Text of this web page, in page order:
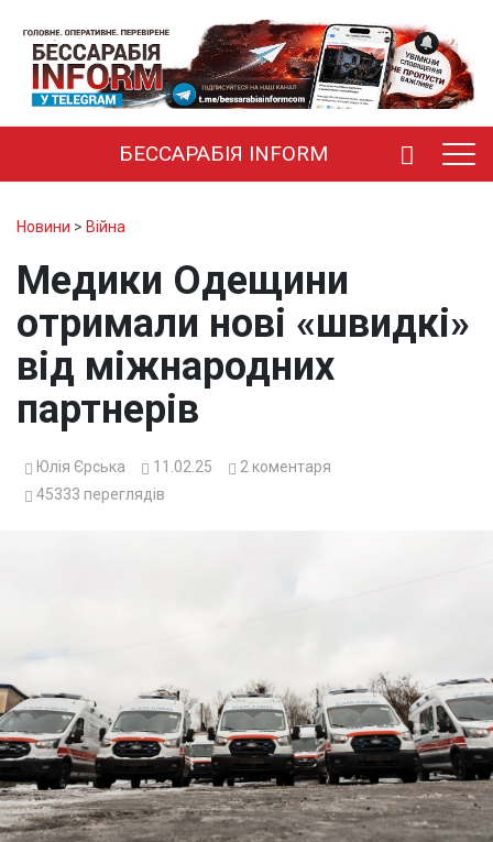
БЕССАРАБІЯ INFORM
Новини > Війна
Медики Одещини
отримали нові «швидкі»
від міжнародних
партнерів
Юлія Єрська 11.02.25 2 коментаря
45333 переглядів